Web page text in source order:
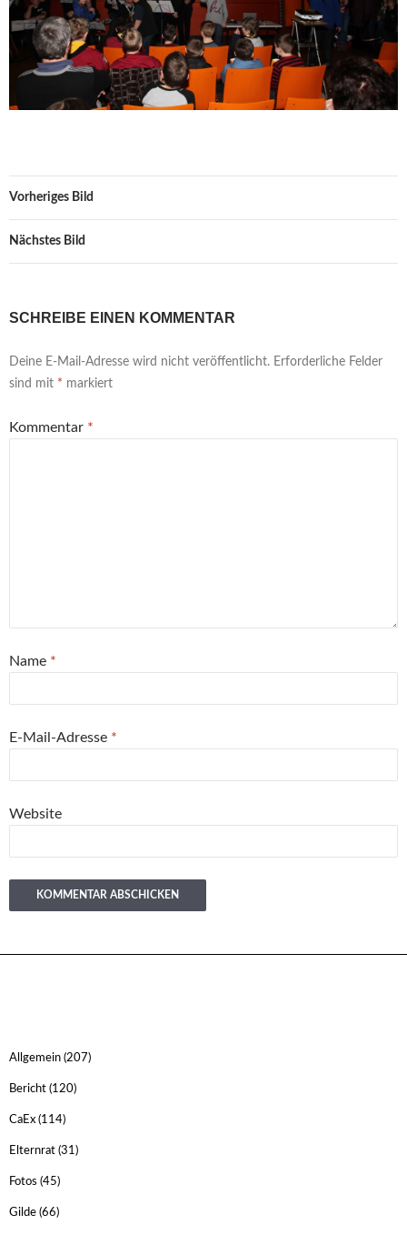
Vorheriges Bild
Nächstes Bild
SCHREIBE EINEN KOMMENTAR
Deine E-Mail-Adresse wird nicht veröffentlicht. Erforderliche Felder
sind mit * markiert
Kommentar *
Name *
E-Mail-Adresse *
Website
Allgemein (207)
Bericht (120)
CaEx (114)
Elternrat (31)
Fotos (45)
Gilde (66)